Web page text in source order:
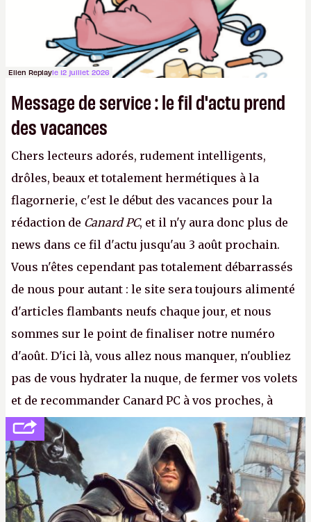
Ellen Replayle 12 juillet 2026
Message de service : le fil d'actu prend
des vacances
Chers lecteurs adorés, rudement intelligents,
drôles, beaux et totalement hermétiques à la
flagornerie, c'est le début des vacances pour la
rédaction de Canard PC, et il n'y aura donc plus de
news dans ce fil d'actu jusqu'au 3 août prochain.
Vous n'êtes cependant pas totalement débarrassés
de nous pour autant : le site sera toujours alimenté
d'articles flambants neufs chaque jour, et nous
sommes sur le point de finaliser notre numéro
d'août. D'ici là, vous allez nous manquer, n'oubliez
pas de vous hydrater la nuque, de fermer vos volets
et de recommander Canard PC à vos proches, à
votre famille et aux inconnus que vous croisez
dans la rue. Bon été à tous ! –ER.